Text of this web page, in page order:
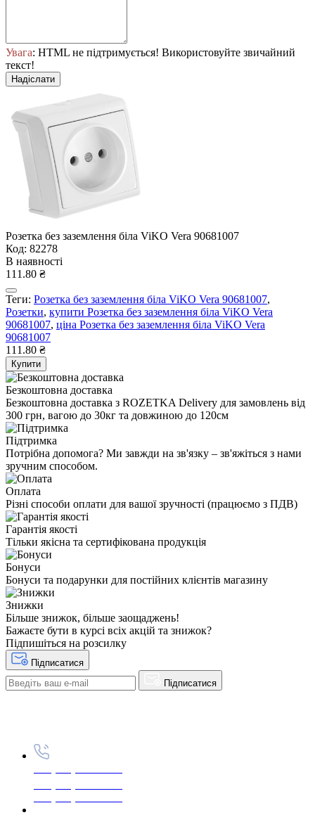
Увага: HTML не підтримується! Використовуйте звичайний
текст!
Надіслати
Розетка без заземлення біла ViKO Vera 90681007
Код: 82278
В наявності
111.80 ₴
Теги: Розетка без заземлення біла ViKO Vera 90681007,
Розетки, купити Розетка без заземлення біла ViKO Vera
90681007, ціна Розетка без заземлення біла ViKO Vera
90681007
111.80 ₴
Купити
Безкоштовна доставка
Безкоштовна доставка з ROZETKA Delivery для замовлень від
300 грн, вагою до 30кг та довжиною до 120см
Підтримка
Потрібна допомога? Ми завжди на зв'язку – зв'яжіться з нами
зручним способом.
Оплата
Різні способи оплати для вашої зручності (працюємо з ПДВ)
Гарантія якості
Тільки якісна та сертифікована продукція
Бонуси
Бонуси та подарунки для постійних клієнтів магазину
Знижки
Більше знижок, більше заощаджень!
Бажаєте бути в курсі всіх акцій та знижок?
Підпишіться на розсилку
Підписатися
Підписатися